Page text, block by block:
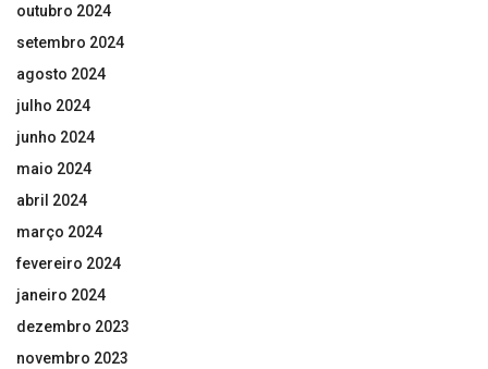
outubro 2024
setembro 2024
agosto 2024
julho 2024
junho 2024
maio 2024
abril 2024
março 2024
fevereiro 2024
janeiro 2024
dezembro 2023
novembro 2023